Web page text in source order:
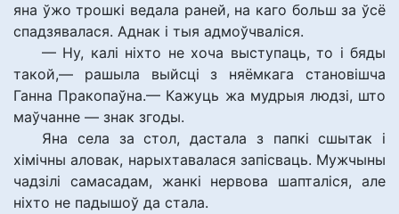
яна ўжо трошкі ведала раней, на каго больш за ўсё
спадзявалася. Аднак і тыя адмоўчваліся.
— Ну, калі ніхто не хоча выступаць, то і бяды
такой,— рашыла выйсці з няёмкага становішча
Ганна Пракопаўна.— Кажуць жа мудрыя людзі, што
маўчанне — знак згоды.
Яна села за стол, дастала з папкі сшытак і
хімічны аловак, нарыхтавалася запісваць. Мужчыны
чадзілі самасадам, жанкі нервова шапталіся, але
ніхто не падышоў да стала.